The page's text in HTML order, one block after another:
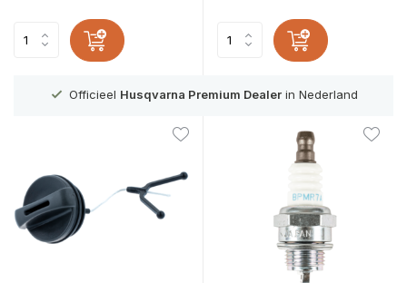
Officieel Husqvarna Premium Dealerin Nederland